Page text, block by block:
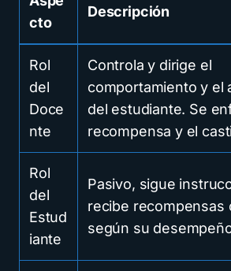
cto
Descripción
Rol
del
Doce
nte
Controla y dirige el
comportamiento y el
del estudiante. Se
recompensa y el
Rol
del
Estud
iante
Pasivo, sigue
recibe recompensas
según su